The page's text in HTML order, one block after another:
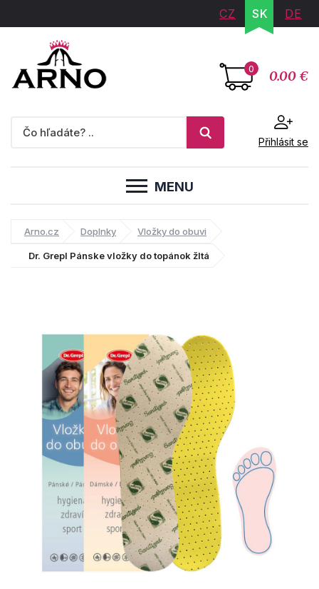
CZ SK DE
0 0.00 €
Přihlásit se
MENU
Arno.cz Doplnky Vložky do obuvi
Dr. Grepl Pánske vložky do topánok žltá